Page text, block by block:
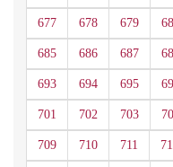
677 678 679
685 686 687
693 694 695
701 702 703
709 710 711